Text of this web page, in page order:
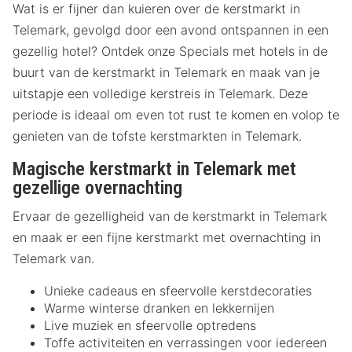
Wat is er fijner dan kuieren over de kerstmarkt in
Telemark, gevolgd door een avond ontspannen in een
gezellig hotel? Ontdek onze Specials met hotels in de
buurt van de kerstmarkt in Telemark en maak van je
uitstapje een volledige kerstreis in Telemark. Deze
periode is ideaal om even tot rust te komen en volop te
genieten van de tofste kerstmarkten in Telemark.
Magische kerstmarkt in Telemark met
gezellige overnachting
Ervaar de gezelligheid van de kerstmarkt in Telemark
en maak er een fijne kerstmarkt met overnachting in
Telemark van.
Unieke cadeaus en sfeervolle kerstdecoraties
Warme winterse dranken en lekkernijen
Live muziek en sfeervolle optredens
Toffe activiteiten en verrassingen voor iedereen